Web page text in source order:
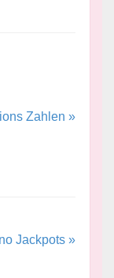
Zahlen »
Jackpots »